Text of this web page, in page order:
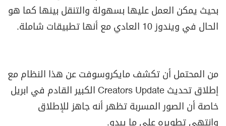
بحيث يمكن العمل عليها بسهولة والتنقل بينها كما هو
الحال في ويندوز 10 العادي مع أنها تطبيقات شاملة.
من المحتمل أن تكشف مايكروسوفت عن هذا النظام مع
إطلاق تحديث Creators Update الكبير القادم في ابريل
خاصة أن الصور المسربة تظهر أنه جاهز للإطلاق
وانتهى تطويره على ما يبدو.